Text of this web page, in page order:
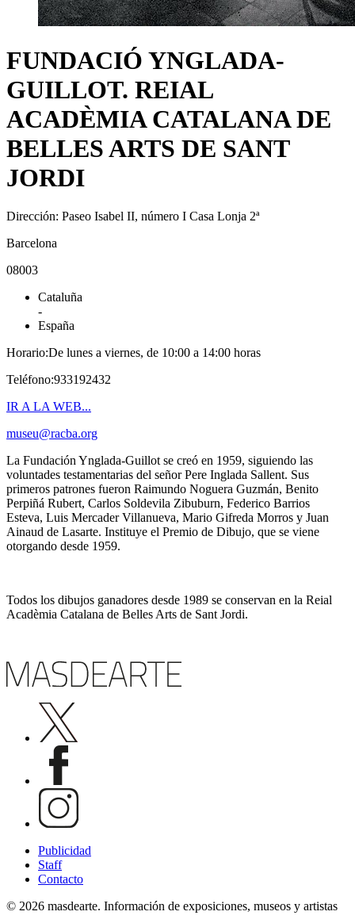
FUNDACIÓ YNGLADA-
GUILLOT. REIAL
ACADÈMIA CATALANA DE
BELLES ARTS DE SANT
JORDI
Dirección: Paseo Isabel II, número I Casa Lonja 2ª
Barcelona
08003
Cataluña
-
España
Horario:De lunes a viernes, de 10:00 a 14:00 horas
Teléfono:933192432
IR A LA WEB...
museu@racba.org
La Fundación Ynglada-Guillot se creó en 1959, siguiendo las
voluntades testamentarias del señor Pere Inglada Sallent. Sus
primeros patrones fueron Raimundo Noguera Guzmán, Benito
Perpiñá Rubert, Carlos Soldevila Zibuburn, Federico Barrios
Esteva, Luis Mercader Villanueva, Mario Gifreda Morros y Juan
Ainaud de Lasarte. Instituye el Premio de Dibujo, que se viene
otorgando desde 1959.
Todos los dibujos ganadores desde 1989 se conservan en la Reial
Acadèmia Catalana de Belles Arts de Sant Jordi.
Publicidad
Staff
Contacto
© 2026 masdearte. Información de exposiciones, museos y artistas